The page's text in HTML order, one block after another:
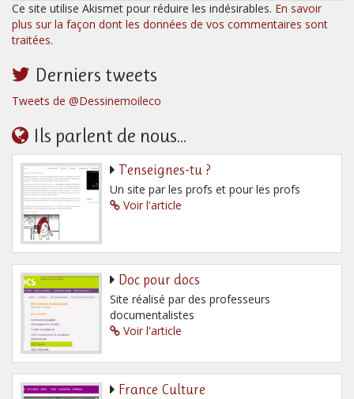
Ce site utilise Akismet pour réduire les indésirables. En savoir
plus sur la façon dont les données de vos commentaires sont
traitées.
Derniers tweets
Tweets de @Dessinemoileco
Ils parlent de nous...
T’enseignes-tu ?
Un site par les profs et pour les profs
Voir l'article
Doc pour docs
Site réalisé par des professeurs
documentalistes
Voir l'article
France Culture